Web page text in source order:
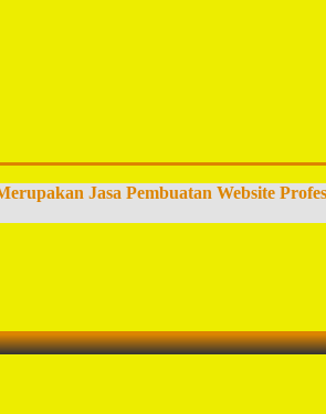
Jasa Pembuatan Website